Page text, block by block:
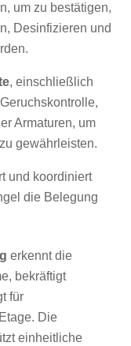
um zu bestätigen,
Desinfizieren und
, einschließlich
Armaturen, um
gewährleisten.
und koordiniert
die Belegung
erkennt die
bekräftigt
für
Die
einheitliche